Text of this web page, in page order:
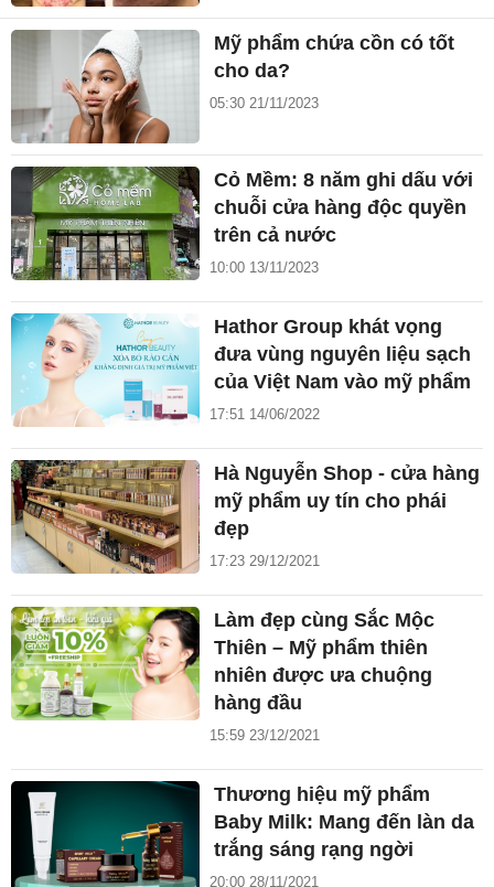
Mỹ phẩm chứa cồn có tốt
cho da?
05:30 21/11/2023
Cỏ Mềm: 8 năm ghi dấu với
chuỗi cửa hàng độc quyền
trên cả nước
10:00 13/11/2023
Hathor Group khát vọng
đưa vùng nguyên liệu sạch
của Việt Nam vào mỹ phẩm
17:51 14/06/2022
Hà Nguyễn Shop - cửa hàng
mỹ phẩm uy tín cho phái
đẹp
17:23 29/12/2021
Làm đẹp cùng Sắc Mộc
Thiên – Mỹ phẩm thiên
nhiên được ưa chuộng
hàng đầu
15:59 23/12/2021
Thương hiệu mỹ phẩm
Baby Milk: Mang đến làn da
trắng sáng rạng ngời
20:00 28/11/2021